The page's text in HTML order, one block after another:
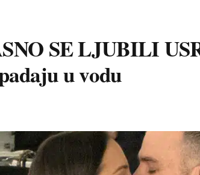
SE LJUBILI
u vodu